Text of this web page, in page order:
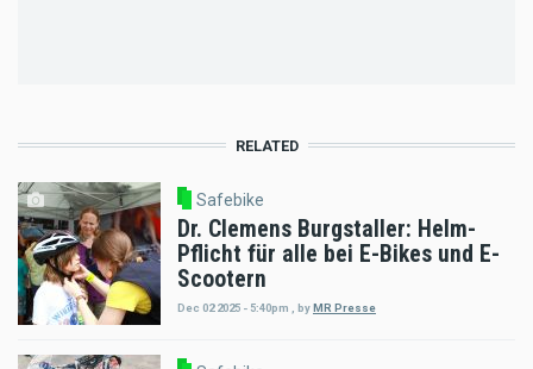
RELATED
Safebike
Dr. Clemens Burgstaller: Helm-
Pflicht für alle bei E-Bikes und E-
Scootern
Dec 02 2025 - 5:40pm , byMR Presse